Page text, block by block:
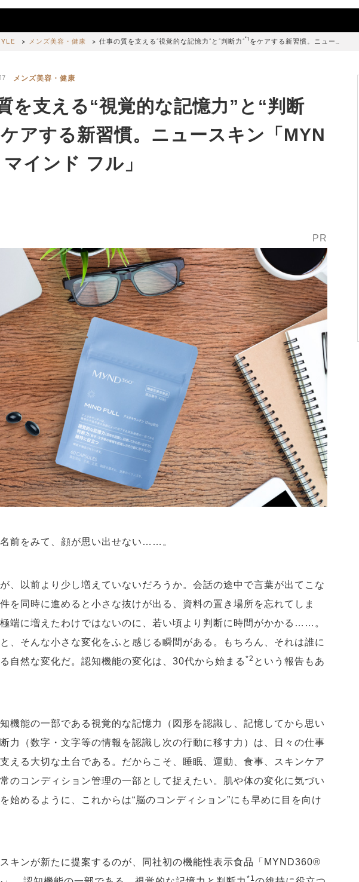
メンズ美容・健康 仕事の質を支える“視覚的な記憶力”と“判断力”*1 をケアする新習慣。ニュー…
メンズ美容・健康
を支える“視覚的な記憶力”と“判断
アする新習慣。ニュースキン「MYN
インド フル」
PR
名前をみて、顔が思い出せない……。
、以前より少し増えていないだろうか。会話の途中で言葉が出てこな
を同時に進めると小さな抜けが出る、資料の置き場所を忘れてしま
端に増えたわけではないのに、若い頃より判断に時間がかかる……。
、そんな小さな変化をふと感じる瞬間がある。もちろん、それは誰に
自然な変化だ。認知機能の変化は、30代から始まる *2 という報告もあ
機能の一部である視覚的な記憶力（図形を認識し、記憶してから思い
力（数字・文字等の情報を認識し次の行動に移す力）は、日々の仕事
える大切な土台である。だからこそ、睡眠、運動、食事、スキンケア
のコンディション管理の一部として捉えたい。肌や体の変化に気づい
始めるように、これからは“脳のコンディション”にも早めに目を向け
キンが新たに提案するのが、同社初の機能性表示食品「MYND360®
*1